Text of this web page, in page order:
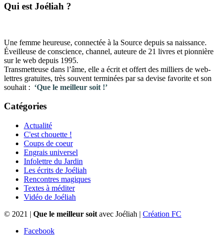
​Qui est Joéliah ?
Une femme heureuse, connectée à la Source depuis sa naissance.
Éveilleuse de conscience, channel, auteure de 21 livres et pionnière
sur le web depuis 1995.
Transmetteuse dans l’âme, elle a écrit et offert des milliers de web-
lettres gratuites, très souvent terminées par sa devise favorite et son
souhait : ‘Que le meilleur soit !’
Catégories
Actualité
C'est chouette !
Coups de coeur
Engrais universel
Infolettre du Jardin
Les écrits de Joéliah
Rencontres magiques
Textes à méditer
Vidéo de Joéliah
© 2021 | Que le meilleur soit avec Joéliah | Création FC
Facebook